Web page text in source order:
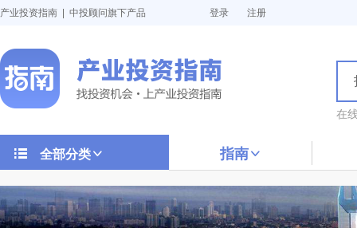
产业投资指南 | 中投顾问旗下产品 登录 注册
在
全部分类 指南